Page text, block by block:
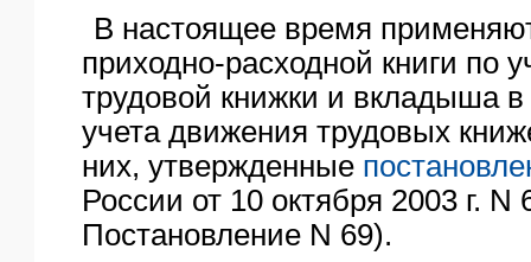
В настоящее время
приходно-расходной книги по
трудовой книжки и вкладыша
учета движения трудовых
них, утвержденные
России от 10 октября 2003 г. N
Постановление N 69).